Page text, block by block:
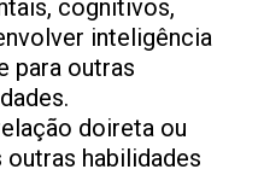
cognitivos,
inteligência
para outras
doireta ou
habilidades